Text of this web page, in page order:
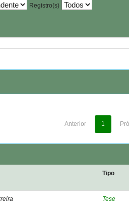
Registro(s)
Anterior 1
Tipo
Tese